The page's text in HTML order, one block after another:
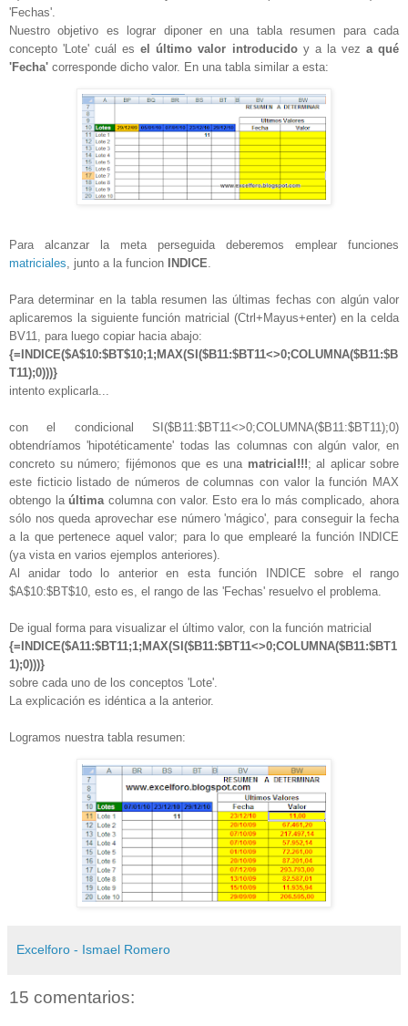
'Fechas'.
Nuestro objetivo es lograr diponer en una tabla resumen para cada
concepto 'Lote' cuál esel último valor introducidoy a la vez a qué
'Fecha' corresponde dicho valor. En una tabla similar a esta:
Para alcanzar la meta perseguida deberemos emplear funciones
matriciales, junto a la funcion INDICE.
Para determinar en la tabla resumen las últimas fechas con algún valor
aplicaremos la siguiente función matricial (Ctrl+Mayus+enter) en la celda
BV11, para luego copiar hacia abajo:
{=INDICE($A$10:$BT$10;1;MAX(SI($B11:$BT11<>0;COLUMNA($B11:$B
T11);0)))}
intento explicarla...
con el condicional SI($B11:$BT11<>0;COLUMNA($B11:$BT11);0)
obtendríamos 'hipotéticamente' todas las columnas con algún valor, en
concreto su número; fijémonos que es una matricial!!!; al aplicar sobre
este ficticio listado de números de columnas con valor la función MAX
obtengo laúltimacolumna con valor. Esto era lo más complicado, ahora
sólo nos queda aprovechar ese número 'mágico', para conseguir la fecha
a la que pertenece aquel valor; para lo que emplearé la función INDICE
(ya vista en varios ejemplos anteriores).
Al anidar todo lo anterior en esta función INDICE sobre el rango
$A$10:$BT$10, esto es, el rango de las 'Fechas' resuelvo el problema.
De igual forma para visualizar el último valor, con la función matricial
{=INDICE($A11:$BT11;1;MAX(SI($B11:$BT11<>0;COLUMNA($B11:$BT1
1);0)))}
sobre cada uno de los conceptos 'Lote'.
La explicación es idéntica a la anterior.
Logramos nuestra tabla resumen:
Excelforo - Ismael Romero
15 comentarios: